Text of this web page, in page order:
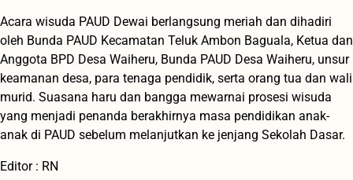
Acara wisuda PAUD Dewai berlangsung meriah dan dihadiri
oleh Bunda PAUD Kecamatan Teluk Ambon Baguala, Ketua dan
Anggota BPD Desa Waiheru, Bunda PAUD Desa Waiheru, unsur
keamanan desa, para tenaga pendidik, serta orang tua dan wali
murid. Suasana haru dan bangga mewarnai prosesi wisuda
yang menjadi penanda berakhirnya masa pendidikan anak-
anak di PAUD sebelum melanjutkan ke jenjang Sekolah Dasar.
Editor : RN